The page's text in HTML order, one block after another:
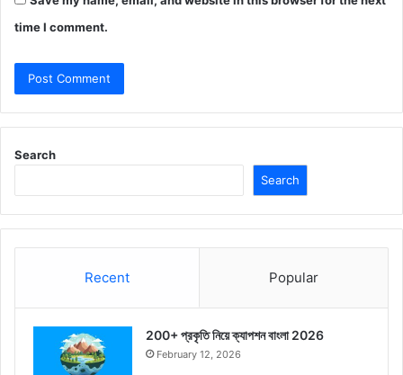
time I comment.
Search
Search
Recent Popular
200+ প্রকৃতি নিয়ে ক্যাপশন বাংলা 2026
February 12, 2026